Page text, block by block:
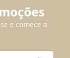
e comece a